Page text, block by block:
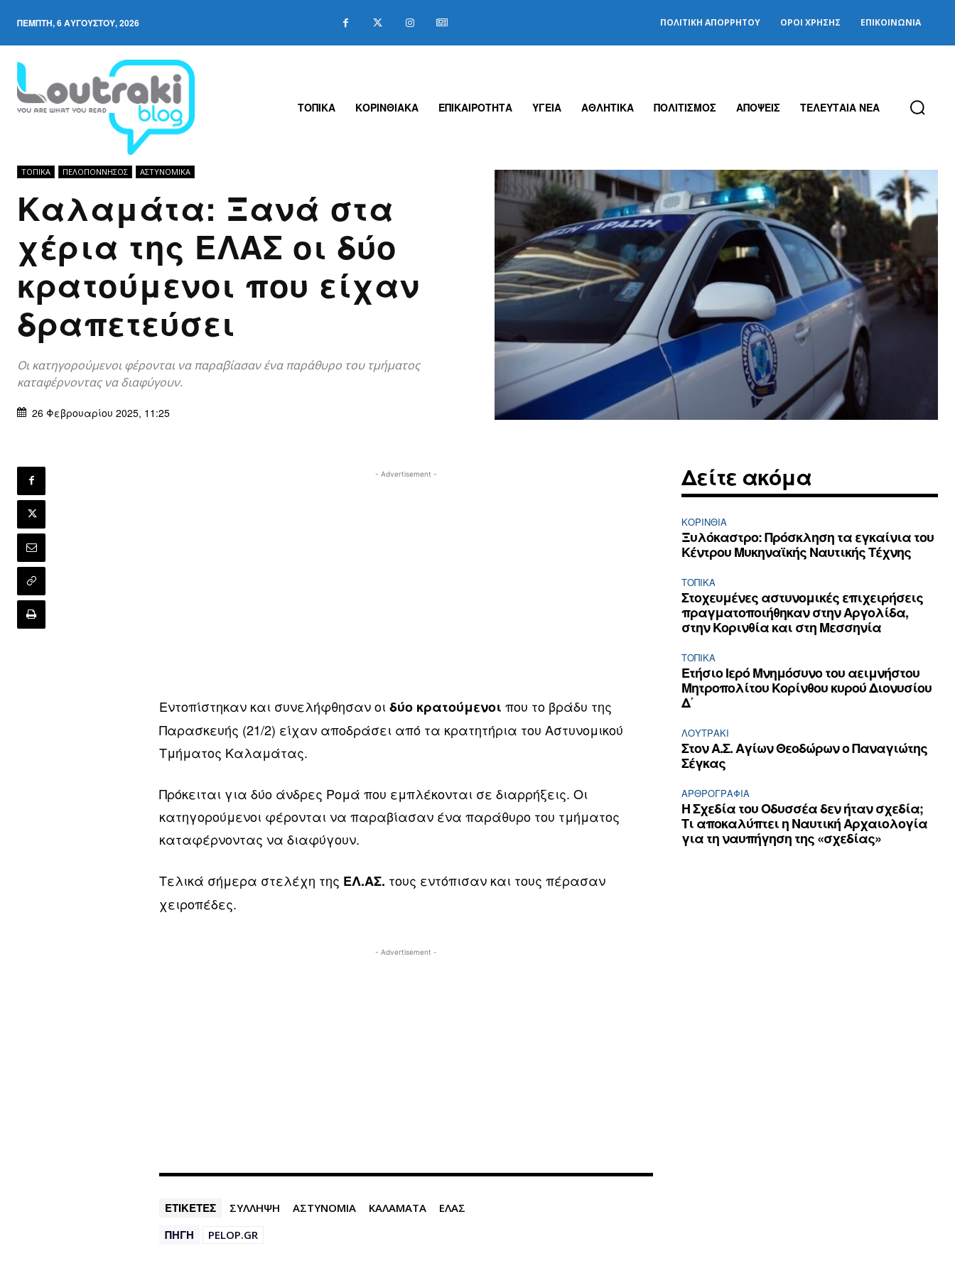
ΠΈΜΠΤΗ, 6 ΑΥΓΟΎΣΤΟΥ, 2026 ΠΟΛΙΤΙΚΉ ΑΠΟΡΡΉΤΟΥ ΌΡΟΙ ΧΡΉΣΗΣ ΕΠΙΚΟΙΝΩΝΊΑ
ΤΟΠΙΚΑ ΚΟΡΙΝΘΙΑΚΑ ΕΠΙΚΑΙΡΟΤΗΤΑ ΥΓΕΙΑ ΑΘΛΗΤΙΚΑ ΠΟΛΙΤΙΣΜΟΣ ΑΠΟΨΕΙΣ ΤΕΛΕΥΤΑΙΑ ΝΕΑ
ΤΟΠΙΚΑ ΠΕΛΟΠΌΝΝΗΣΟΣ ΑΣΤΥΝΟΜΙΚΆ
Καλαμάτα: Ξανά στα
χέρια της ΕΛΑΣ οι δύο
κρατούμενοι που είχαν
δραπετεύσει
Οι κατηγορούμενοι φέρονται να παραβίασαν ένα παράθυρο του τμήματος
καταφέρνοντας να διαφύγουν.
26 Φεβρουαρίου 2025, 11:25
- Advertisement -
Εντοπίστηκαν και συνελήφθησαν οιδύο κρατούμενοι που το βράδυ της
Παρασκευής (21/2) είχαν αποδράσει από τα κρατητήρια του Αστυνομικού
Τμήματος Καλαμάτας.
Πρόκειται για δύο άνδρες Ρομά που εμπλέκονται σε διαρρήξεις. Οι
κατηγορούμενοι φέρονται να παραβίασαν ένα παράθυρο του τμήματος
καταφέρνοντας να διαφύγουν.
Τελικά σήμερα στελέχη της ΕΛ.ΑΣ. τους εντόπισαν και τους πέρασαν
χειροπέδες.
- Advertisement -
ΕΤΙΚΕΤΕΣ ΣΥΛΛΗΨΗ ΑΣΤΥΝΟΜΙΑ ΚΑΛΑΜΑΤΑ ΕΛΑΣ
ΠΗΓΗ PELOP.GR
Δείτε ακόμα
ΚΟΡΙΝΘΊΑ
Ξυλόκαστρο: Πρόσκληση τα εγκαίνια του
Κέντρου Μυκηναϊκής Ναυτικής Τέχνης
ΤΟΠΙΚΑ
Στοχευμένες αστυνομικές επιχειρήσεις
πραγματοποιήθηκαν στην Αργολίδα,
στην Κορινθία και στη Μεσσηνία
ΤΟΠΙΚΑ
Ετήσιο Ιερό Μνημόσυνο του αειμνήστου
Μητροπολίτου Κορίνθου κυρού Διονυσίου
Δ΄
ΛΟΥΤΡΆΚΙ
Στον Α.Σ. Αγίων Θεοδώρων ο Παναγιώτης
Σέγκας
ΑΡΘPΟΓΡΑΦΙΑ
Η Σχεδία του Οδυσσέα δεν ήταν σχεδία;
Τι αποκαλύπτει η Ναυτική Αρχαιολογία
για τη ναυπήγηση της «σχεδίας»